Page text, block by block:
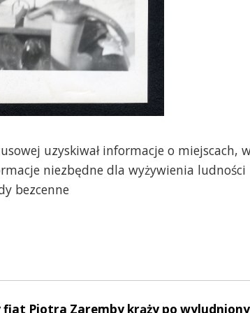
uzyskiwał informacje o miejscach,
niezbędne dla wyżywienia ludności
bezcenne
fiat Piotra Zaremby krąży po